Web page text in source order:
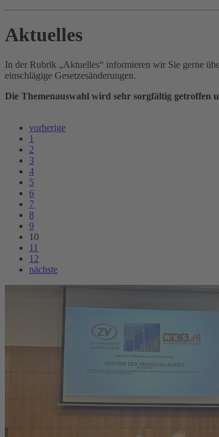
Aktuelles
In der Rubrik „Aktuelles“ informieren wir Sie gerne
einschlägige Gesetzesänderungen.
Die Themenauswahl wird sehr sorgfältig getroffen
vorherige
1
2
3
4
5
6
7
8
9
10
11
12
nächste